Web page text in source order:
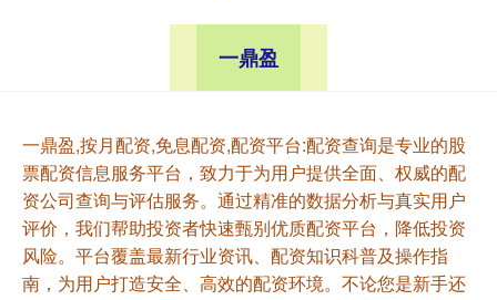
一鼎盈
一鼎盈,按月配资,免息配资,配资平台:配资查询是专业的股
票配资信息服务平台，致力于为用户提供全面、权威的配
资公司查询与评估服务。通过精准的数据分析与真实用户
评价，我们帮助投资者快速甄别优质配资平台，降低投资
风险。平台覆盖最新行业资讯、配资知识科普及操作指
南，为用户打造安全、高效的配资环境。不论您是新手还